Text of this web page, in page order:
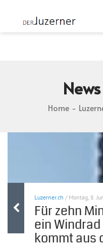
Luzern | webcam from
News
Home
Luzerner.ch / Montag, 8.
Für zehn
ein
kommt aus